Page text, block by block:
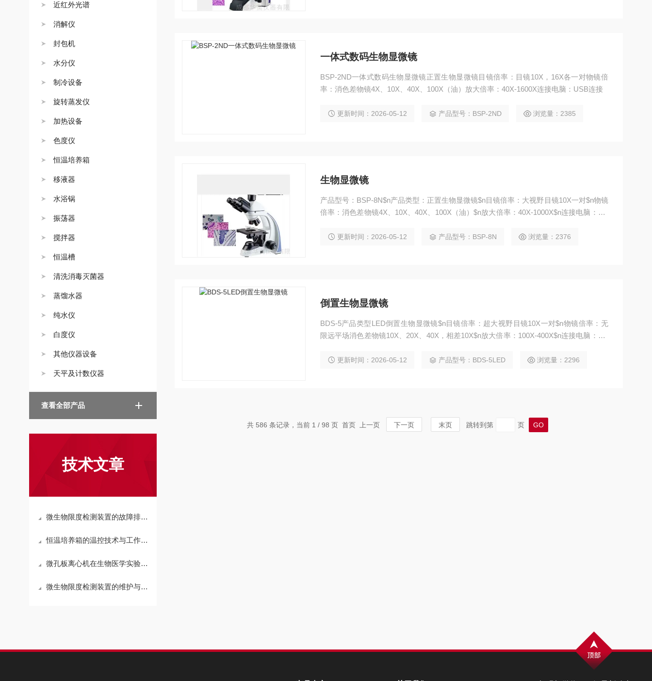
近红外光谱
消解仪
封包机
水分仪
制冷设备
旋转蒸发仪
加热设备
色度仪
恒温培养箱
移液器
水浴锅
振荡器
搅拌器
恒温槽
清洗消毒灭菌器
蒸馏水器
纯水仪
白度仪
其他仪器设备
天平及计数仪器
查看全部产品
技术文章
微生物限度检测装置的故障排除与维护技巧
恒温培养箱的温控技术与工作原理概述
微孔板离心机在生物医学实验中的应用
微生物限度检测装置的维护与校准技巧分析
一体式数码生物显微镜
BSP-2ND一体式数码生物显微镜正置生物显微镜目镜倍率：目镜10X，16X各一对物镜倍
率：消色差物镜4X、10X、40X、100X（油）放大倍率：40X-1600X连接电脑：USB连接
更新时间：2026-05-12 产品型号：BSP-2ND 浏览量：2385
生物显微镜
产品型号：BSP-8N$n产品类型：正置生物显微镜$n目镜倍率：大视野目镜10X一对$n物镜
倍率：消色差物镜4X、10X、40X、100X（油）$n放大倍率：40X-1000X$n连接电脑：US
更新时间：2026-05-12 产品型号：BSP-8N 浏览量：2376
倒置生物显微镜
BDS-5产品类型LED倒置生物显微镜$n目镜倍率：超大视野目镜10X一对$n物镜倍率：无
限远平场消色差物镜10X、20X、40X，相差10X$n放大倍率：100X-400X$n连接电脑：US
更新时间：2026-05-12 产品型号：BDS-5LED 浏览量：2296
共 586 条记录，当前 1 / 98 页 首页 上一页 下一页 末页 跳转到第 页